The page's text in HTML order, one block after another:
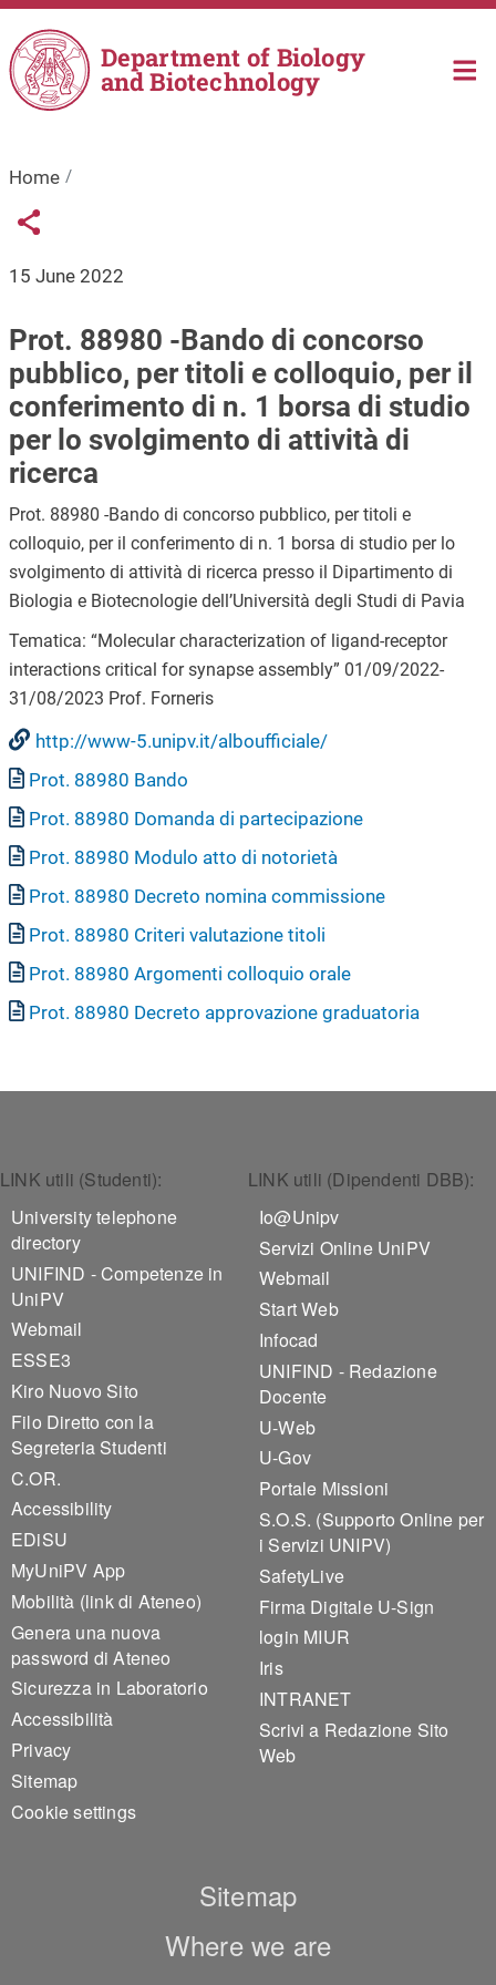
Skip to main content
Department of Biology
and Biotechnology
Home
Links condivisione social
Share button
15 June 2022
Prot. 88980 -Bando di concorso
pubblico, per titoli e colloquio, per il
conferimento di n. 1 borsa di studio
per lo svolgimento di attività di
ricerca
Prot. 88980 -Bando di concorso pubblico, per titoli e
colloquio, per il conferimento di n. 1 borsa di studio per lo
svolgimento di attività di ricerca presso il Dipartimento di
Biologia e Biotecnologie dell’Università degli Studi di Pavia
Tematica: “Molecular characterization of ligand-receptor
interactions critical for synapse assembly” 01/09/2022-
31/08/2023 Prof. Forneris
http://www-5.unipv.it/alboufficiale/
Document
Prot. 88980 Bando
Document
Prot. 88980 Domanda di partecipazione
Document
Prot. 88980 Modulo atto di notorietà
Document
Prot. 88980 Decreto nomina commissione
Document
Prot. 88980 Criteri valutazione titoli
Document
Prot. 88980 Argomenti colloquio orale
Document
Prot. 88980 Decreto approvazione graduatoria
Footer 1
LINK utili (Studenti):
University telephone
directory
UNIFIND - Competenze in
UniPV
Webmail
ESSE3
Kiro Nuovo Sito
Filo Diretto con la
Segreteria Studenti
C.OR.
Accessibility
EDiSU
MyUniPV App
Mobilità (link di Ateneo)
Genera una nuova
password di Ateneo
Sicurezza in Laboratorio
Accessibilità
Privacy
Sitemap
Cookie settings
Footer 2
LINK utili (Dipendenti DBB):
Io@Unipv
Servizi Online UniPV
Webmail
Start Web
Infocad
UNIFIND - Redazione
Docente
U-Web
U-Gov
Portale Missioni
S.O.S. (Supporto Online per
i Servizi UNIPV)
SafetyLive
Firma Digitale U-Sign
login MIUR
Iris
INTRANET
Scrivi a Redazione Sito
Web
Sitemap
Where we are